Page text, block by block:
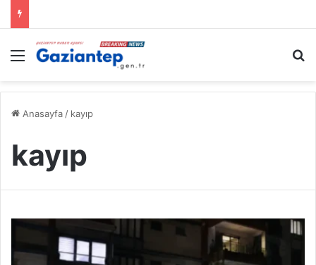
Menü
Anasayfa / kayıp
kayıp